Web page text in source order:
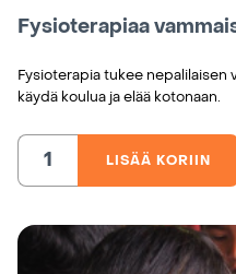
Fysioterapiaa
Fysioterapia tukee nepalilaisen
käydä koulua ja elää kotonaan.
Fysioterapiaa
määrä
LISÄÄ KORIIN